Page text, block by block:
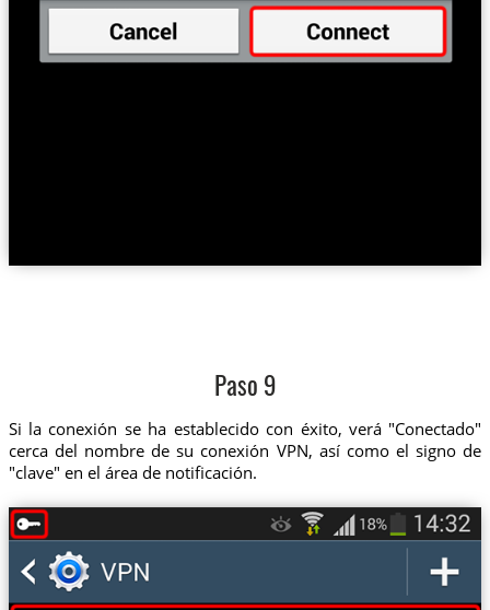
Paso 9
Si la conexión se ha establecido con éxito, verá "Conectado"
cerca del nombre de su conexión VPN, así como el signo de
"clave" en el área de notificación.